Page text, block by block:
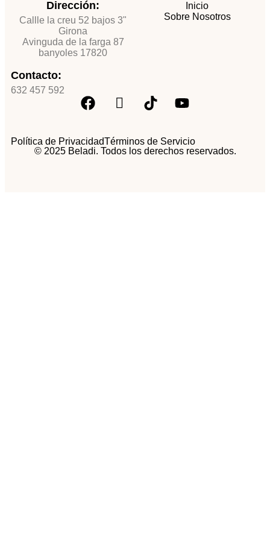
Dirección:
Callle la creu 52 bajos 3"
Girona
Avinguda de la farga 87
banyoles 17820
Contacto:
632 457 592
Inicio
Sobre Nosotros
© 2025 Beladi. Todos los derechos reservados.
Política de PrivacidadTérminos de Servicio